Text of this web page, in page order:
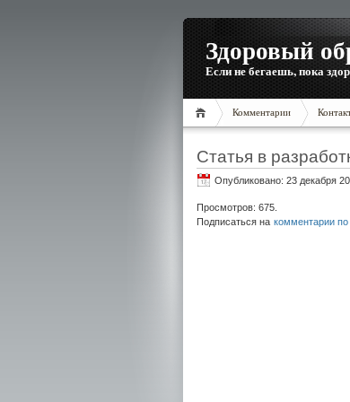
Здоровый
Если не бегаешь, пока
Комментарии
Статья в
Опубликовано: 23 декабря
Просмотров: 675.
Подписаться на комментарии по